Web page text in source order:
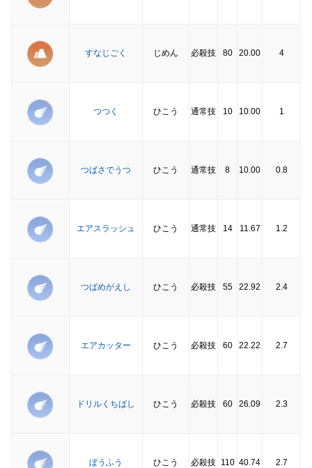
すなじごく じめん 必殺技 80 20.00 4
つつく ひこう 通常技 10 10.00 1
つばさでうつ ひこう 通常技 8 10.00 0.8
エアスラッシュ ひこう 通常技 14 11.67 1.2
つばめがえし ひこう 必殺技 55 22.92 2.4
エアカッター ひこう 必殺技 60 22.22 2.7
ドリルくちばし ひこう 必殺技 60 26.09 2.3
ぼうふう ひこう 必殺技 110 40.74 2.7